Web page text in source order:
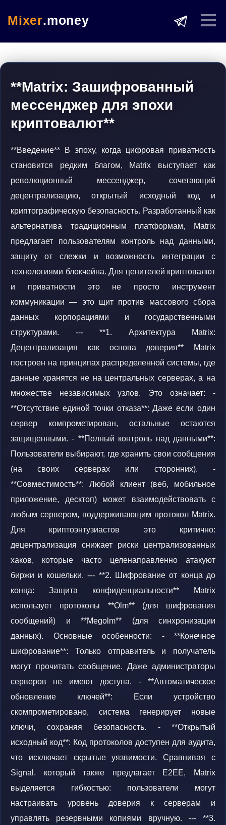
Mixer.money
**Matrix: Зашифрованный
мессенджер для эпохи
криптовалют**
**Введение** В эпоху, когда цифровая приватность
становится редким благом, Matrix выступает как
революционный мессенджер, сочетающий
децентрализацию, открытый исходный код и
криптографическую безопасность. Разработанный как
альтернатива традиционным платформам, Matrix
предлагает пользователям контроль над данными,
защиту от слежки и возможность интеграции с
технологиями блокчейна. Для ценителей криптовалют
и приватности это не просто инструмент
коммуникации — это щит против массового сбора
данных корпорациями и государственными
структурами. --- **1. Архитектура Matrix:
Децентрализация как основа доверия** Matrix
построен на принципах распределенной системы, где
данные хранятся не на центральных серверах, а на
множестве независимых узлов. Это означает: -
**Отсутствие единой точки отказа**: Даже если один
сервер компрометирован, остальные остаются
защищенными. - **Полный контроль над данными**:
Пользователи выбирают, где хранить свои сообщения
(на своих серверах или сторонних). -
**Совместимость**: Любой клиент (веб, мобильное
приложение, десктоп) может взаимодействовать с
любым сервером, поддерживающим протокол Matrix.
Для криптоэнтузиастов это критично:
децентрализация снижает риски централизованных
хаков, которые часто целенаправленно атакуют
биржи и кошельки. --- **2. Шифрование от конца до
конца: Защита конфиденциальности** Matrix
использует протоколы **Olm** (для шифрования
сообщений) и **Megolm** (для синхронизации
данных). Основные особенности: - **Конечное
шифрование**: Только отправитель и получатель
могут прочитать сообщение. Даже администраторы
серверов не имеют доступа. - **Автоматическое
обновление ключей**: Если устройство
скомпрометировано, система генерирует новые
ключи, сохраняя безопасность. - **Открытый
исходный код**: Код протоколов доступен для аудита,
что исключает скрытые уязвимости. Сравнивая с
Signal, который также предлагает E2EE, Matrix
выделяется гибкостью: пользователи могут
настраивать уровень доверия к серверам и
управлять резервными копиями вручную. --- **3.